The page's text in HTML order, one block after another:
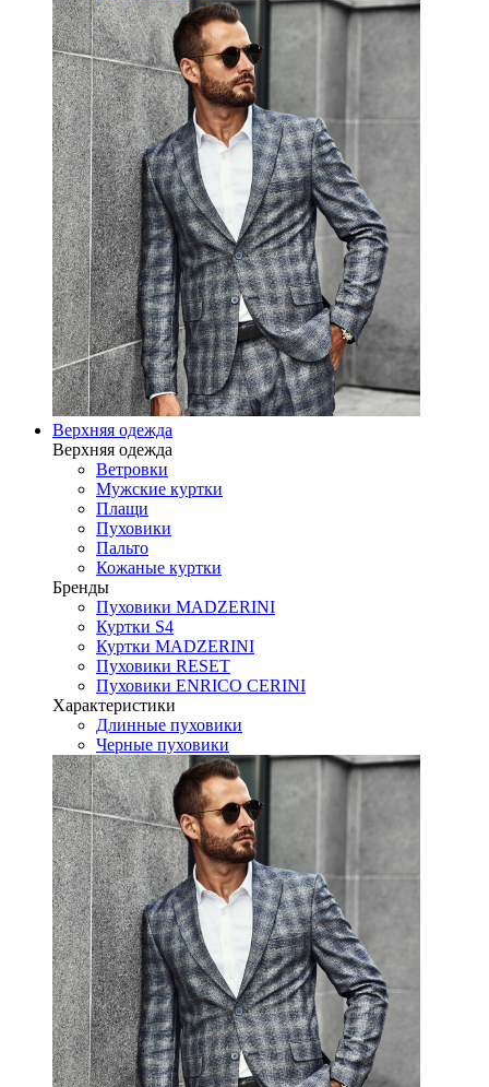
Верхняя одежда
Верхняя одежда
Ветровки
Мужские куртки
Плащи
Пуховики
Пальто
Кожаные куртки
Бренды
Пуховики MADZERINI
Куртки S4
Куртки MADZERINI
Пуховики RESET
Пуховики ENRICO CERINI
Характеристики
Длинные пуховики
Черные пуховики